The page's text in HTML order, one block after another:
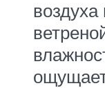
воздуха